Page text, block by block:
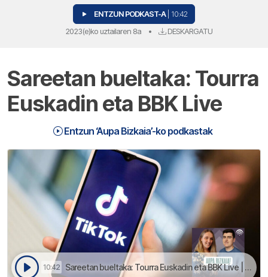
ENTZUN PODKAST-A | 10:42
2023(e)ko uztailaren 8a • DESKARGATU
Sareetan bueltaka: Tourra
Euskadin eta BBK Live
Entzun ‘Aupa Bizkaia’-ko podkastak
10:42 Sareetan bueltaka: Tourra Euskadin eta BBK Live | Aupa Bizkaia